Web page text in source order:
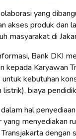
yang
akses produk dan
masyarakat di
Bank DKI
kepada Karyawan
untuk kebutuhan
listrik), biaya
hal
menyediakan
dengan